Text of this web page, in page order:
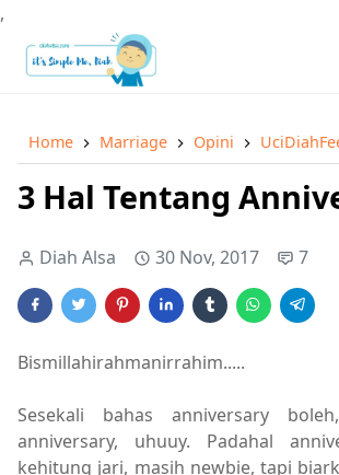
,
Home Marriage Opini
3 Hal Tentang
Diah Alsa 30 Nov, 2017 7
Bismillahirahmanirrahim.....
Sesekali bahas anniversary
anniversary, uhuuy. Padahal
kehitung jari, masih newbie, tapi